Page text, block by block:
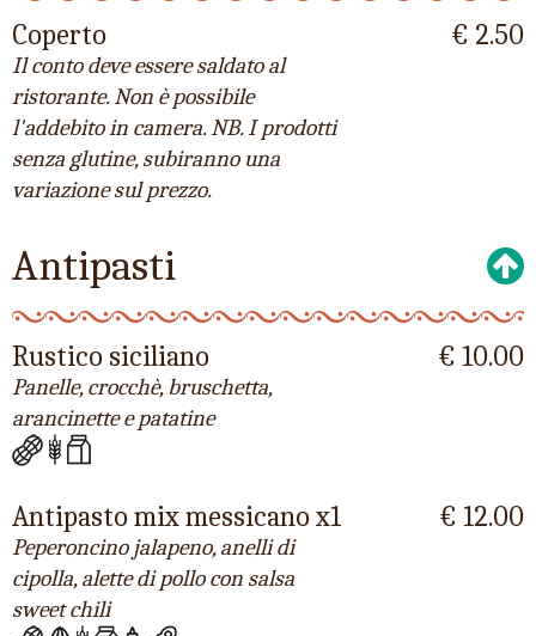
Coperto
Il conto deve essere saldato al
ristorante. Non è possibile
l'addebito in camera. NB. I prodotti
senza glutine, subiranno una
variazione sul prezzo.
€ 2.50
Antipasti
Rustico siciliano
Panelle, crocchè, bruschetta,
arancinette e patatine
€ 10.00
Antipasto mix messicano x1
Peperoncino jalapeno, anelli di
cipolla, alette di pollo con salsa
sweet chili
€ 12.00